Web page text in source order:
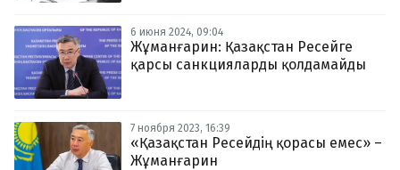
6 июня 2024, 09:04
Жұманғарин: Қазақстан Ресейге
қарсы санкцияларды қолдамайды
7 ноября 2023, 16:39
«Қазақстан Ресейдің қорасы емес» –
Жұманғарин